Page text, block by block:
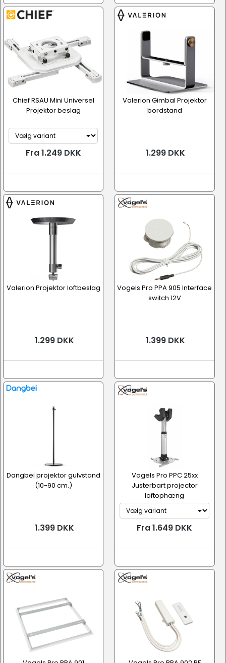
Chief RSAU Mini Universel
Projektor beslag
Fra 1.249 DKK
Valerion Gimbal Projektor
bordstand
1.299 DKK
Valerion Projektor loftbeslag
1.299 DKK
Vogels Pro PPA 905 Interface
switch 12V
1.399 DKK
Dangbei projektor gulvstand
(10-90 cm.)
1.399 DKK
Vogels Pro PPC 25xx
Justerbart projector
loftophæng
Fra 1.649 DKK